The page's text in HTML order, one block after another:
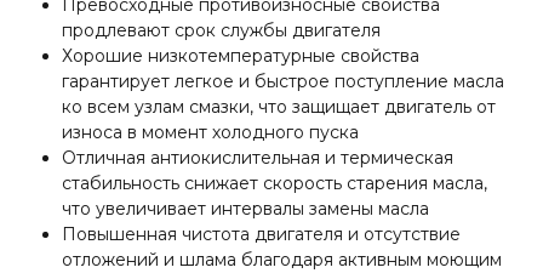
Превосходные противоизносные свойства
продлевают срок службы двигателя
Хорошие низкотемпературные свойства
гарантирует легкое и быстрое поступление масла
ко всем узлам смазки, что защищает двигатель от
износа в момент холодного пуска
Отличная антиокислительная и термическая
стабильность снижает скорость старения масла,
что увеличивает интервалы замены масла
Повышенная чистота двигателя и отсутствие
отложений и шлама благодаря активным моющим